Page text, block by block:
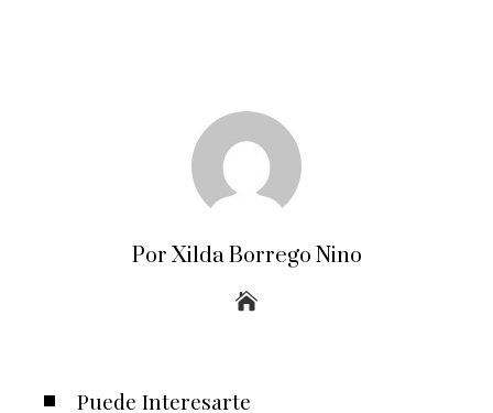
Por Xilda Borrego Nino
Puede Interesarte